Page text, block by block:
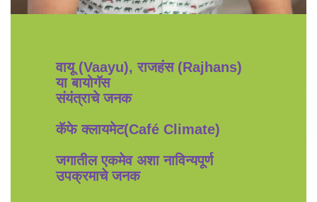
वायू (Vaayu), राजहंस (Rajhans)
या बायोगॅस
संयंत्राचे जनक
कॅफे क्लायमेट(Café Climate)
जगातील एकमेव अशा नाविन्यपूर्ण
उपक्रमाचे जनक